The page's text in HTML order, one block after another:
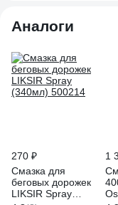
Аналоги
270 ₽
Смазка для
беговых дорожек
LIKSIR Spray
1